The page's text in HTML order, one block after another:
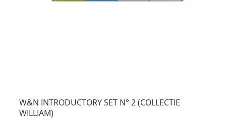
W&N INTRODUCTORY SET N° 2 (COLLECTIE
WILLIAM)